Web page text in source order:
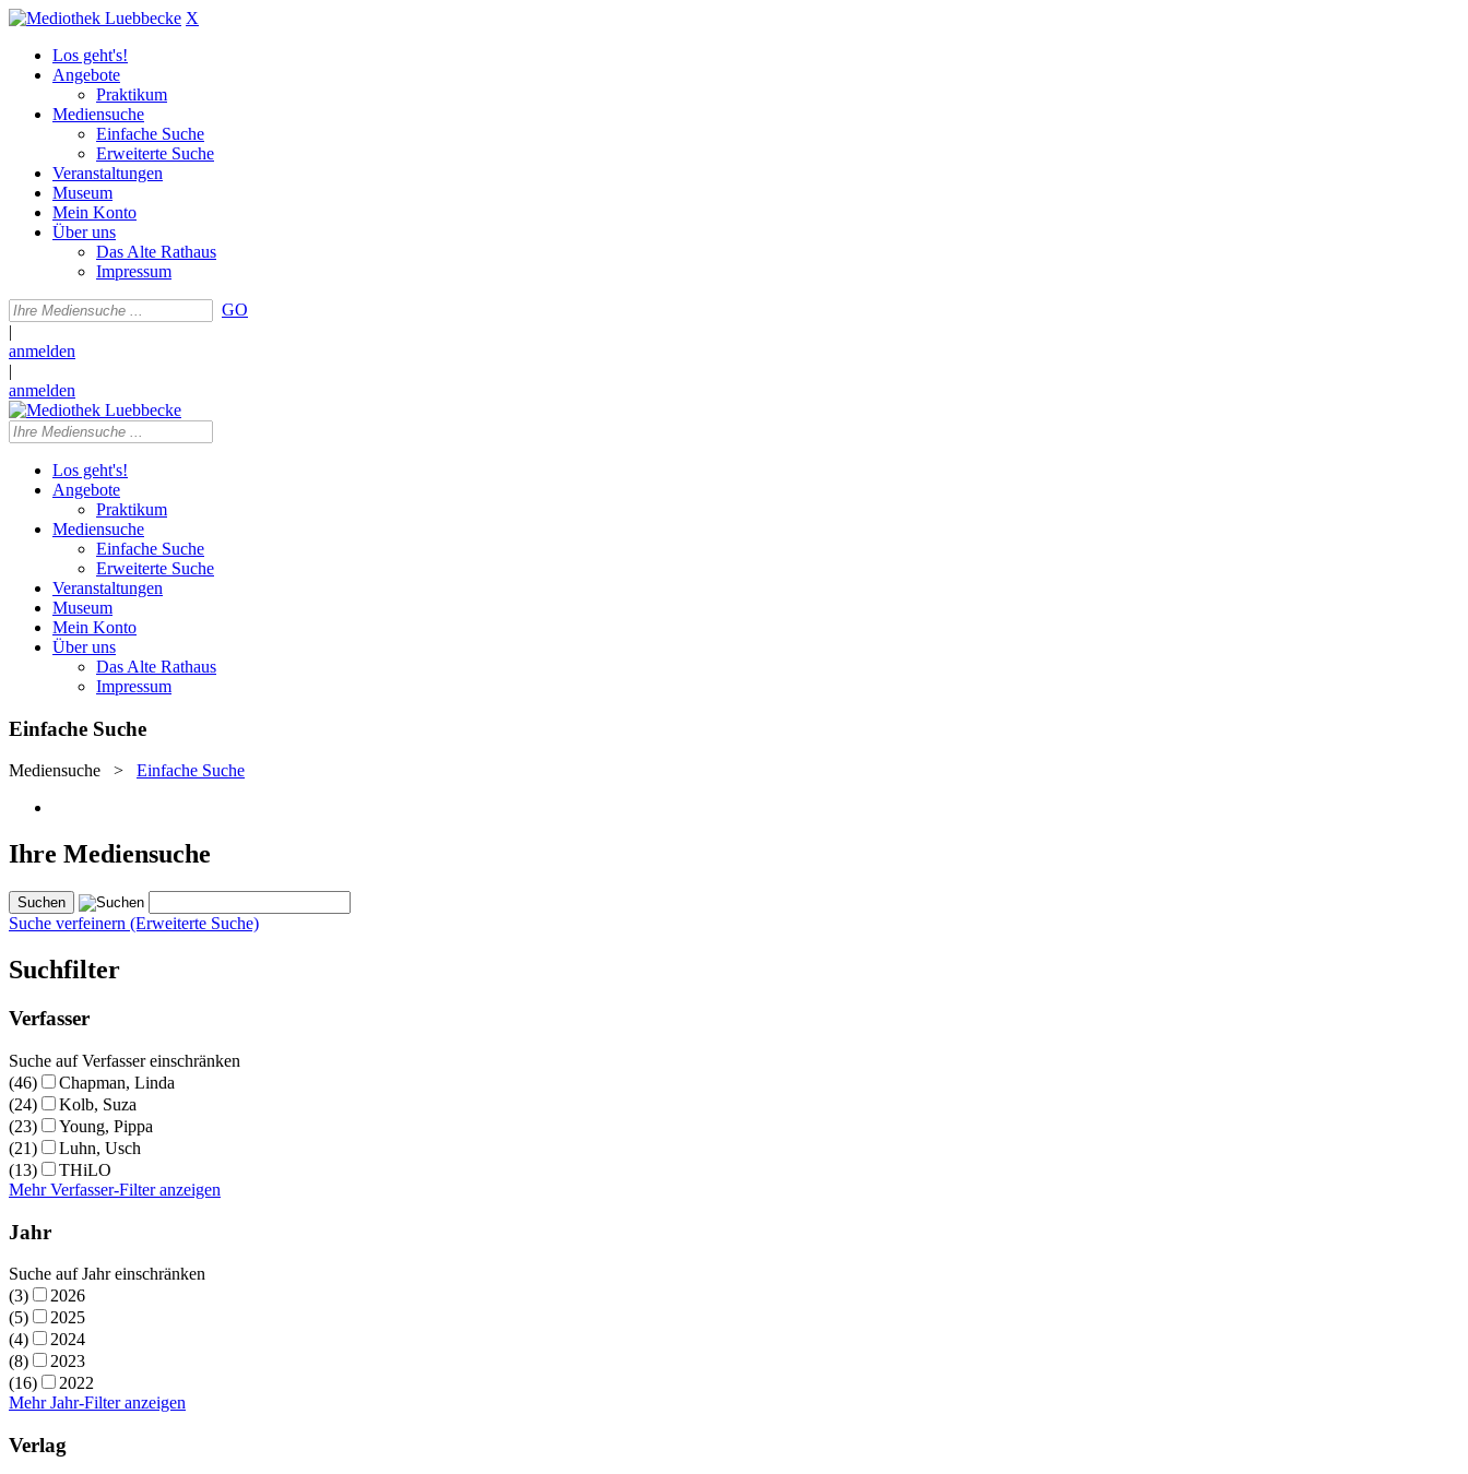
X
Los geht's!
Angebote
Praktikum
Mediensuche
Einfache Suche
Erweiterte Suche
Veranstaltungen
Museum
Mein Konto
Über uns
Das Alte Rathaus
Impressum
GO
|
anmelden
|
anmelden
Los geht's!
Angebote
Praktikum
Mediensuche
Einfache Suche
Erweiterte Suche
Veranstaltungen
Museum
Mein Konto
Über uns
Das Alte Rathaus
Impressum
Einfache Suche
Mediensuche > Einfache Suche
Ihre Mediensuche
Suche verfeinern (Erweiterte Suche)
Suchfilter
Verfasser
Suche auf Verfasser einschränken
(46)
Chapman, Linda
(24)
Kolb, Suza
(23)
Young, Pippa
(21)
Luhn, Usch
(13)
THiLO
Mehr Verfasser-Filter anzeigen
Jahr
Suche auf Jahr einschränken
(3)
2026
(5)
2025
(4)
2024
(8)
2023
(16)
2022
Mehr Jahr-Filter anzeigen
Verlag